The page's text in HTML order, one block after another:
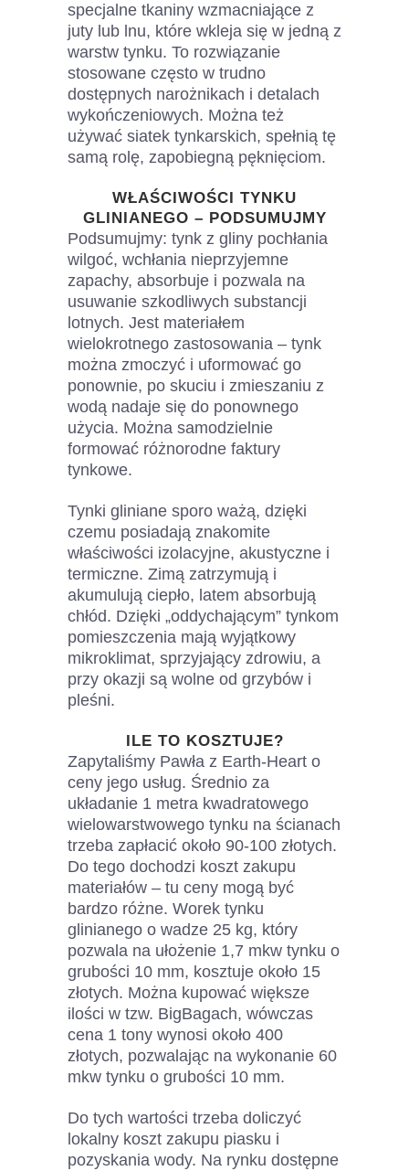
specjalne tkaniny wzmacniające z
juty lub lnu, które wkleja się w jedną z
warstw tynku. To rozwiązanie
stosowane często w trudno
dostępnych narożnikach i detalach
wykończeniowych. Można też
używać siatek tynkarskich, spełnią tę
samą rolę, zapobiegną pęknięciom.
WŁAŚCIWOŚCI TYNKU
GLINIANEGO – PODSUMUJMY
Podsumujmy: tynk z gliny pochłania
wilgoć, wchłania nieprzyjemne
zapachy, absorbuje i pozwala na
usuwanie szkodliwych substancji
lotnych. Jest materiałem
wielokrotnego zastosowania – tynk
można zmoczyć i uformować go
ponownie, po skuciu i zmieszaniu z
wodą nadaje się do ponownego
użycia. Można samodzielnie
formować różnorodne faktury
tynkowe.
Tynki gliniane sporo ważą, dzięki
czemu posiadają znakomite
właściwości izolacyjne, akustyczne i
termiczne. Zimą zatrzymują i
akumulują ciepło, latem absorbują
chłód. Dzięki „oddychającym” tynkom
pomieszczenia mają wyjątkowy
mikroklimat, sprzyjający zdrowiu, a
przy okazji są wolne od grzybów i
pleśni.
ILE TO KOSZTUJE?
Zapytaliśmy Pawła z Earth-Heart o
ceny jego usług. Średnio za
układanie 1 metra kwadratowego
wielowarstwowego tynku na ścianach
trzeba zapłacić około 90-100 złotych.
Do tego dochodzi koszt zakupu
materiałów – tu ceny mogą być
bardzo różne. Worek tynku
glinianego o wadze 25 kg, który
pozwala na ułożenie 1,7 mkw tynku o
grubości 10 mm, kosztuje około 15
złotych. Można kupować większe
ilości w tzw. BigBagach, wówczas
cena 1 tony wynosi około 400
złotych, pozwalając na wykonanie 60
mkw tynku o grubości 10 mm.
Do tych wartości trzeba doliczyć
lokalny koszt zakupu piasku i
pozyskania wody. Na rynku dostępne